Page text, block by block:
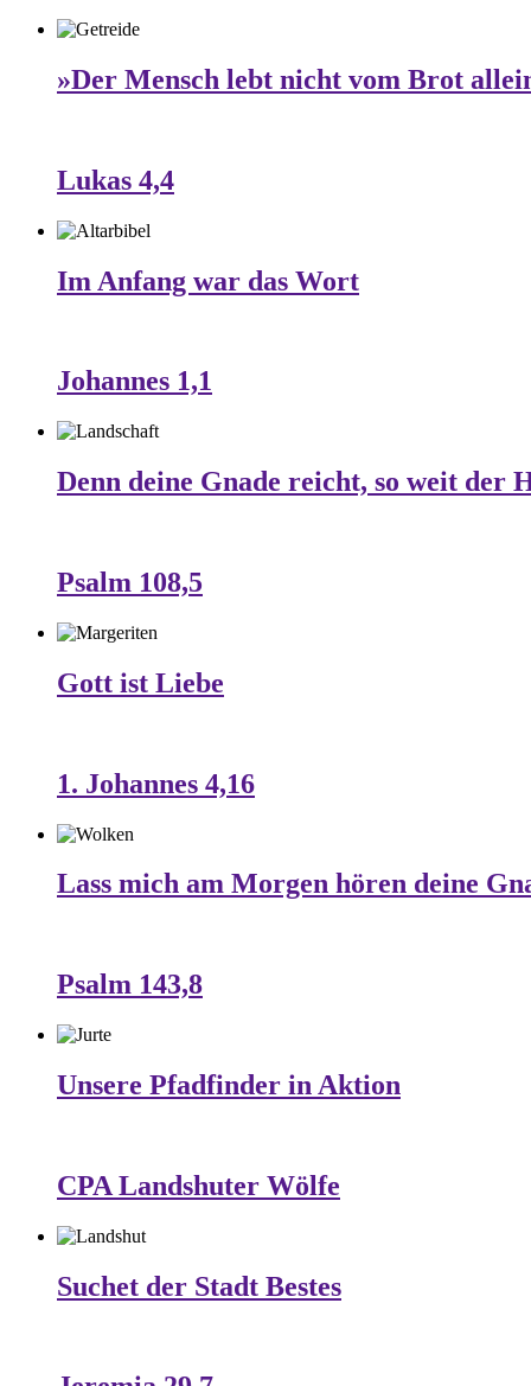
»Der Mensch lebt nicht vom Brot
Lukas 4,4
Im Anfang war das Wort
Johannes 1,1
Denn deine Gnade reicht, so weit der
Psalm 108,5
Gott ist Liebe
1. Johannes 4,16
Lass mich am Morgen hören deine
Psalm 143,8
Unsere Pfadfinder in Aktion
CPA Landshuter Wölfe
Suchet der Stadt Bestes